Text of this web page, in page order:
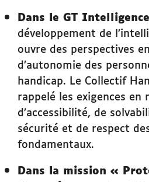
Dans le GT
développement de
ouvre des perspectives
d’autonomie des
handicap. Le Collectif
rappelé les exigences en
d’accessibilité, de
sécurité et de respect
fondamentaux.
Dans la mission «